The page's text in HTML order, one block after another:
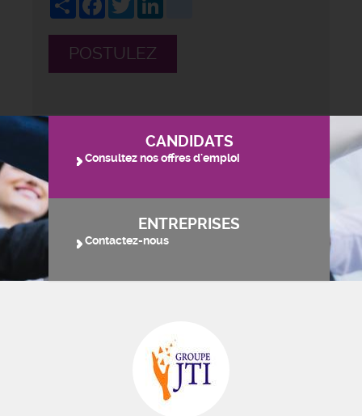
POSTULEZ
CANDIDATS
Consultez nos offres d'emploi
ENTREPRISES
Contactez-nous